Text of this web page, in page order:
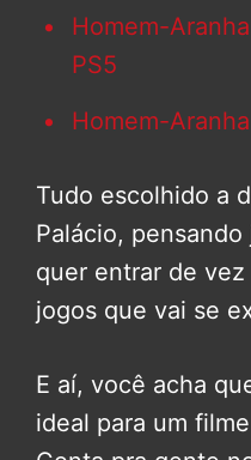
Homem-
PS5
Homem-
Tudo escolhido a
Palácio,
quer entrar de
jogos que vai se
E aí, você acha
ideal para um